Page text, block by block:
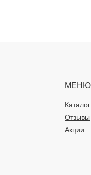
МЕНЮ
Каталог
Отзывы
Акции